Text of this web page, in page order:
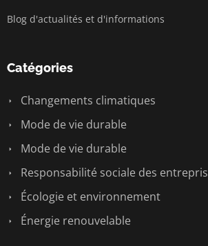
Blog d'actualités et d'informations
Catégories
Changements climatiques
Mode de vie durable
Mode de vie durable
Responsabilité sociale des
Écologie et environnement
Énergie renouvelable